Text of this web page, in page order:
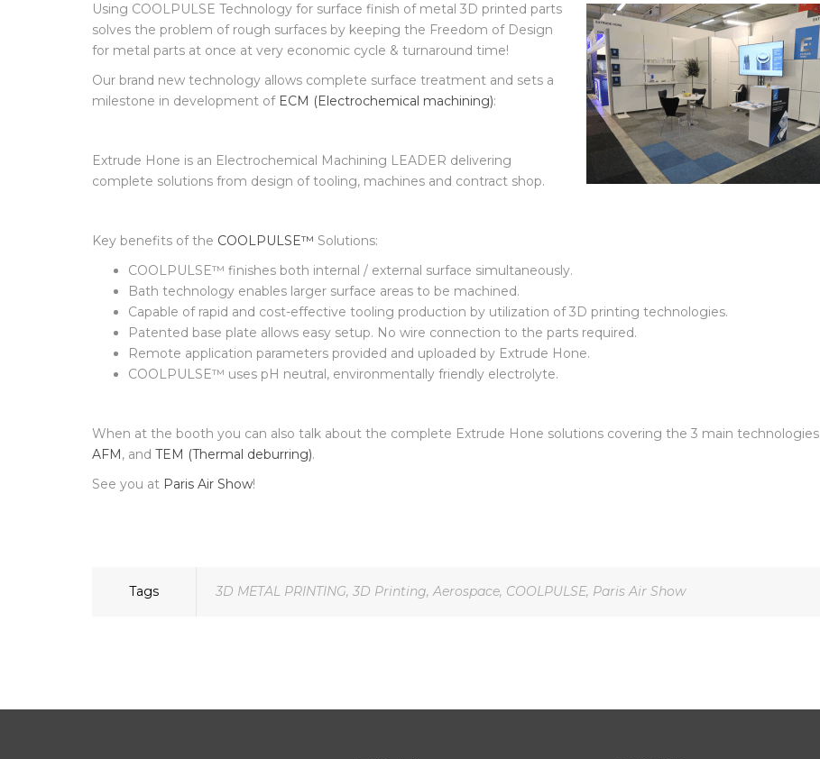
Using COOLPULSE Technology for surface finish of metal 3D printed parts
solves the problem of rough surfaces by keeping the Freedom of Design
for metal parts at once at very economic cycle & turnaround time!
Our brand new technology allows complete surface treatment and sets a
milestone in development of ECM (Electrochemical machining):
Extrude Hone is an Electrochemical Machining LEADER delivering
complete solutions from design of tooling, machines and contract shop.
Key benefits of the COOLPULSE™ Solutions:
COOLPULSE™ finishes both internal / external surface simultaneously.
Bath technology enables larger surface areas to be machined.
Capable of rapid and cost-effective tooling production by utilization of 3D printing technologies.
Patented base plate allows easy setup. No wire connection to the parts required.
Remote application parameters provided and uploaded by Extrude Hone.
COOLPULSE™ uses pH neutral, environmentally friendly electrolyte.
When at the booth you can also talk about the complete Extrude Hone solutions covering the 3 main technologies
AFM, and TEM (Thermal deburring).
See you at Paris Air Show!
Tags 3D METAL PRINTING, 3D Printing,Aerospace, COOLPULSE, Paris Air Show